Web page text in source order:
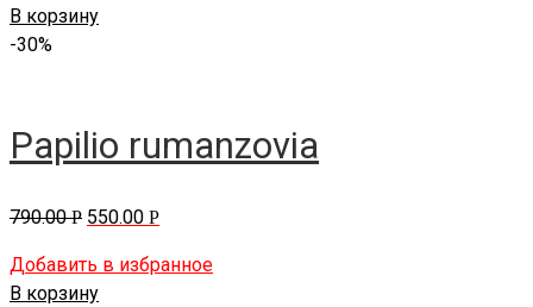
В корзину
-30%
Papilio rumanzovia
790.00Р 550.00 Р
Добавить в избранное
В корзину